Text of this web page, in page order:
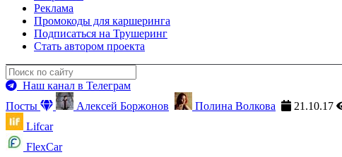
Реклама
Промокоды для каршеринга
Подписаться на Трушеринг
Стать автором проекта
Наш канал в Телеграм
Посты
Алексей Боржонов Полина Волкова 21.10.17
Lifcar
FlexCar